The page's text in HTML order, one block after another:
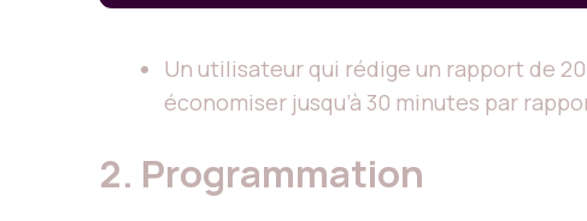
Un utilisateur qui rédige un rapport de
économiser jusqu’à 30 minutes par
2. Programmation